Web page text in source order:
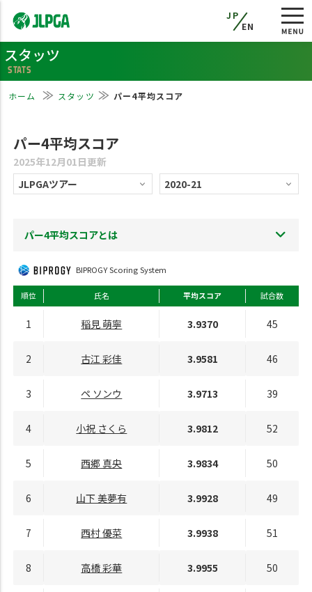
JP
EN
スタッツ
STATS
ホーム スタッツ パー4平均スコア
パー4平均スコア
2025年12月01日更新
パー4平均スコアとは
BIPROGY Scoring System
順位 氏名 平均スコア 試合数
1 稲見 萌寧 3.9370 45
2 古江 彩佳 3.9581 46
3 ペ ソンウ 3.9713 39
4 小祝 さくら 3.9812 52
5 西郷 真央 3.9834 50
6 山下 美夢有 3.9928 49
7 西村 優菜 3.9938 51
8 高橋 彩華 3.9955 50